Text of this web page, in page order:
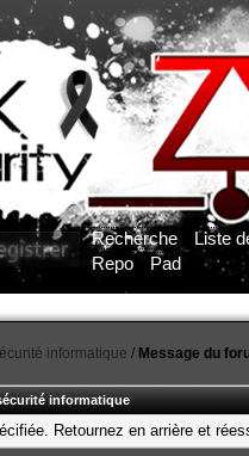
Recherche
Liste
Repo
Pad
informatique / Message du
informatique
Retournez en arrière et